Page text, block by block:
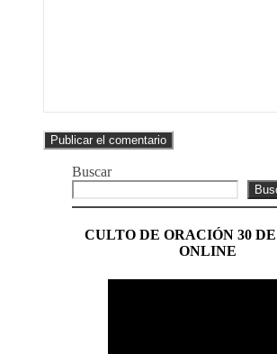
Buscar
CULTO DE ORACIÓN 30
ONLINE